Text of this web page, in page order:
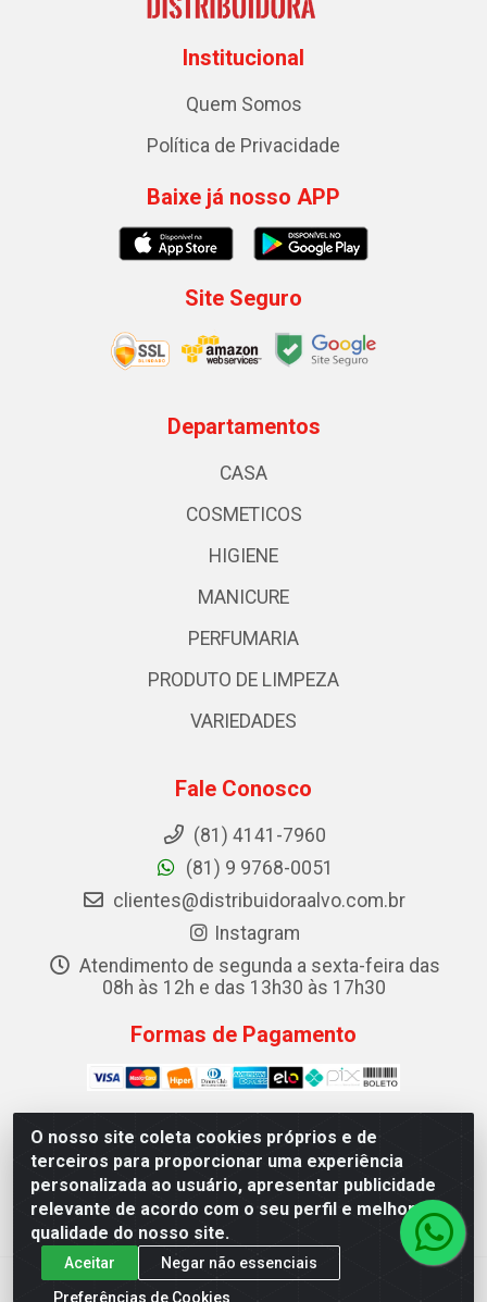
O nosso site coleta cookies próprios e de
terceiros para proporcionar uma experiência
personalizada ao usuário, apresentar publicidade
relevante de acordo com o seu perfil e melhorar a
qualidade do nosso site.
Aceitar
Negar não essenciais
Preferências de Cookies
Institucional
Quem Somos
Política de Privacidade
Baixe já nosso APP
Site Seguro
Departamentos
CASA
COSMETICOS
HIGIENE
MANICURE
PERFUMARIA
PRODUTO DE LIMPEZA
VARIEDADES
Fale Conosco
(81) 4141-7960
(81) 9 9768-0051
clientes@distribuidoraalvo.com.br
Instagram
Atendimento de segunda a sexta-feira das
08h às 12h e das 13h30 às 17h30
Formas de Pagamento
ALVO DISTRIBUIDORA DE COSMÉTICOS LTDA - RUA
TEREZINA, 19 - IPSEP, RECIFE/PE - CEP 51.350-370 -
CNPJ 08.604.786/0001-68